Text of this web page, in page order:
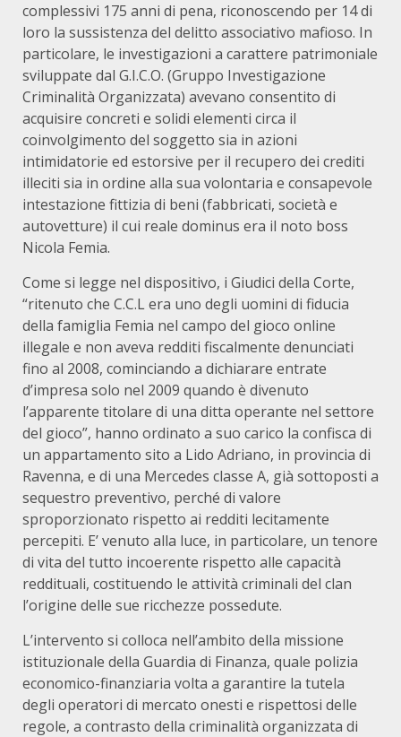
complessivi 175 anni di pena, riconoscendo per 14 di
loro la sussistenza del delitto associativo mafioso. In
particolare, le investigazioni a carattere patrimoniale
sviluppate dal G.I.C.O. (Gruppo Investigazione
Criminalità Organizzata) avevano consentito di
acquisire concreti e solidi elementi circa il
coinvolgimento del soggetto sia in azioni
intimidatorie ed estorsive per il recupero dei crediti
illeciti sia in ordine alla sua volontaria e consapevole
intestazione fittizia di beni (fabbricati, società e
autovetture) il cui reale dominus era il noto boss
Nicola Femia.
Come si legge nel dispositivo, i Giudici della Corte,
“ritenuto che C.C.L era uno degli uomini di fiducia
della famiglia Femia nel campo del gioco online
illegale e non aveva redditi fiscalmente denunciati
fino al 2008, cominciando a dichiarare entrate
d’impresa solo nel 2009 quando è divenuto
l’apparente titolare di una ditta operante nel settore
del gioco”, hanno ordinato a suo carico la confisca di
un appartamento sito a Lido Adriano, in provincia di
Ravenna, e di una Mercedes classe A, già sottoposti a
sequestro preventivo, perché di valore
sproporzionato rispetto ai redditi lecitamente
percepiti. E’ venuto alla luce, in particolare, un tenore
di vita del tutto incoerente rispetto alle capacità
reddituali, costituendo le attività criminali del clan
l’origine delle sue ricchezze possedute.
L’intervento si colloca nell’ambito della missione
istituzionale della Guardia di Finanza, quale polizia
economico-finanziaria volta a garantire la tutela
degli operatori di mercato onesti e rispettosi delle
regole, a contrasto della criminalità organizzata di